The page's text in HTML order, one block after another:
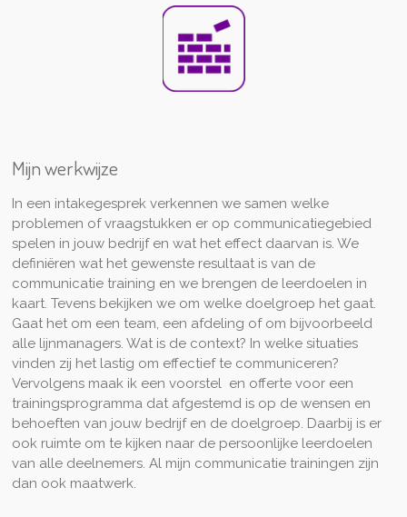
Mijn werkwijze
In een intakegesprek verkennen we samen welke
problemen of vraagstukken er op communicatiegebied
spelen in jouw bedrijf en wat het effect daarvan is. We
definiëren wat het gewenste resultaat is van de
communicatie training en we brengen de leerdoelen in
kaart. Tevens bekijken we om welke doelgroep het gaat.
Gaat het om een team, een afdeling of om bijvoorbeeld
alle lijnmanagers. Wat is de context? In welke situaties
vinden zij het lastig om effectief te communiceren?
Vervolgens maak ik een voorstel en offerte voor een
trainingsprogramma dat afgestemd is op de wensen en
behoeften van jouw bedrijf en de doelgroep. Daarbij is er
ook ruimte om te kijken naar de persoonlijke leerdoelen
van alle deelnemers. Al mijn communicatie trainingen zijn
dan ook maatwerk.